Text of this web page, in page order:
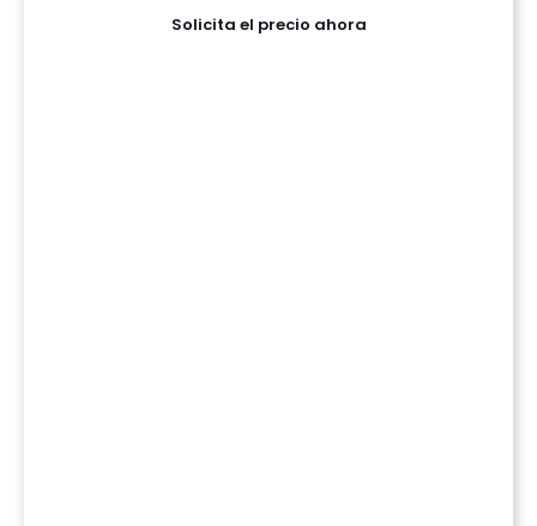
Solicita el precio ahora